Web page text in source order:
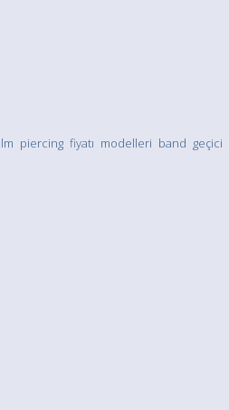
piercing fiyatı modelleri band geçici